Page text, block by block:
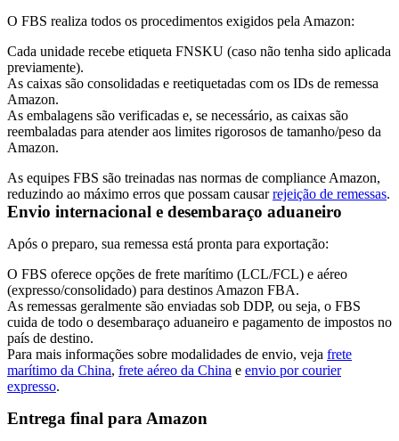
O FBS realiza todos os procedimentos exigidos pela Amazon:
Cada unidade recebe etiqueta FNSKU (caso não tenha sido aplicada
previamente).
As caixas são consolidadas e reetiquetadas com os IDs de remessa
Amazon.
As embalagens são verificadas e, se necessário, as caixas são
reembaladas para atender aos limites rigorosos de tamanho/peso da
Amazon.
As equipes FBS são treinadas nas normas de compliance Amazon,
reduzindo ao máximo erros que possam causarrejeição de remessas.
Envio internacional e desembaraço aduaneiro
Após o preparo, sua remessa está pronta para exportação:
O FBS oferece opções de frete marítimo (LCL/FCL) e aéreo
(expresso/consolidado) para destinos Amazon FBA.
As remessas geralmente são enviadas sob DDP, ou seja, o FBS
cuida de todo o desembaraço aduaneiro e pagamento de impostos no
país de destino.
Para mais informações sobre modalidades de envio, veja frete
marítimo da China, frete aéreo da China e envio por courier
expresso.
Entrega final para Amazon